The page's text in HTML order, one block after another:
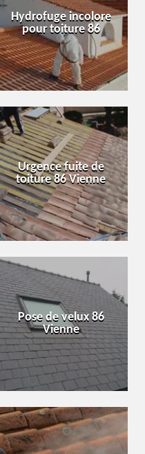
Hydrofuge incolore
pour toiture 86
Urgence fuite de
toiture 86 Vienne
Pose de velux 86
Vienne